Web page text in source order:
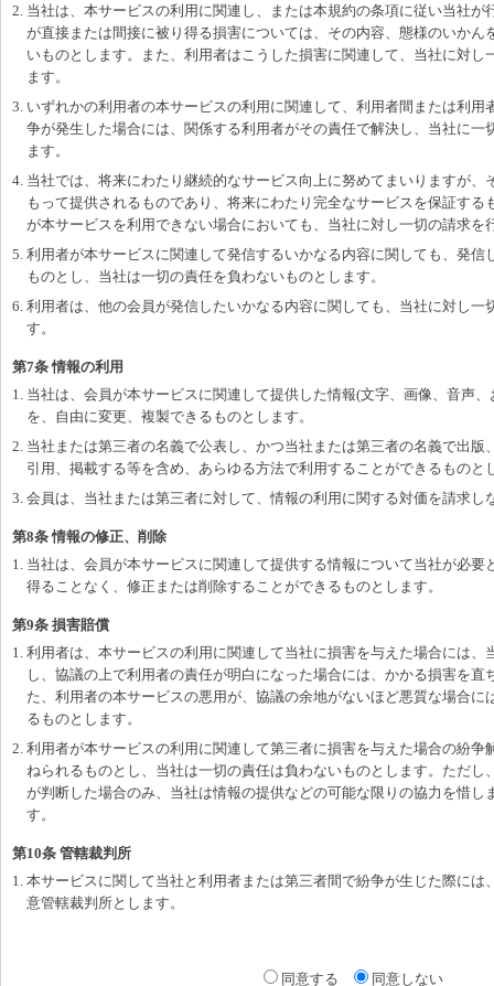
2. 当社は、本サービスの利用に関連し、または本規約の条項に従い当社が
が直接または間接に被り得る損害については、その内容、態様のいかん
いものとします。また、利用者はこうした損害に関連して、当社に対し
ます。
3. いずれかの利用者の本サービスの利用に関連して、利用者間または利用
争が発生した場合には、関係する利用者がその責任で解決し、当社に一
ます。
4. 当社では、将来にわたり継続的なサービス向上に努めてまいりますが、
もって提供されるものであり、将来にわたり完全なサービスを保証する
が本サービスを利用できない場合においても、当社に対し一切の請求を
5. 利用者が本サービスに関連して発信するいかなる内容に関しても、発信
ものとし、当社は一切の責任を負わないものとします。
6. 利用者は、他の会員が発信したいかなる内容に関しても、当社に対し一
す。
第7条 情報の利用
1. 当社は、会員が本サービスに関連して提供した情報(文字、画像、音声
を、自由に変更、複製できるものとします。
2. 当社または第三者の名義で公表し、かつ当社または第三者の名義で出版
引用、掲載する等を含め、あらゆる方法で利用することができるものと
3. 会員は、当社または第三者に対して、情報の利用に関する対価を請求し
第8条 情報の修正、削除
1. 当社は、会員が本サービスに関連して提供する情報について当社が必要
得ることなく、修正または削除することができるものとします。
第9条 損害賠償
1. 利用者は、本サービスの利用に関連して当社に損害を与えた場合には、
し、協議の上で利用者の責任が明白になった場合には、かかる損害を直
た、利用者の本サービスの悪用が、協議の余地がないほど悪質な場合に
るものとします。
2. 利用者が本サービスの利用に関連して第三者に損害を与えた場合の紛争
ねられるものとし、当社は一切の責任は負わないものとします。ただし
が判断した場合のみ、当社は情報の提供などの可能な限りの協力を惜し
す。
第10条 管轄裁判所
1. 本サービスに関して当社と利用者または第三者間で紛争が生じた際には
意管轄裁判所とします。
同意する 同意しない